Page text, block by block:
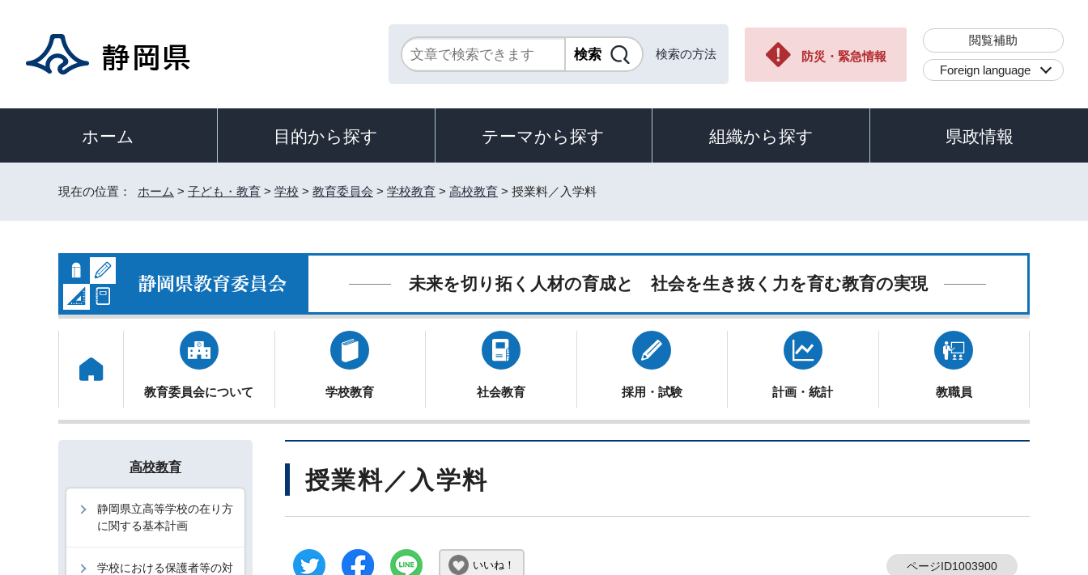
検索の方法 防災・緊急情報
閲覧補助
Foreign language
ホーム 目的から探す テーマから探す 組織から探す 県政情報
現在の位置： ホーム > 子ども・教育 > 学校 > 教育委員会 > 学校教育 > 高校教育 > 授業料／入学料
未来を切り拓く人材の育成と 社会を生き抜く力を育む教育の実現
教育委員会について 学校教育 社会教育 採用・試験 計画・統計 教職員
授業料／入学料
いいね！ ページID1003900
高校教育
静岡県立高等学校の在り方
に関する基本計画
学校における保護者等の対